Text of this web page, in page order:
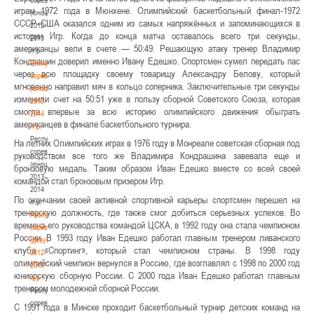
(юноши)
2012-
2013
гг.р.
Республиканские
соревнования
(юноши)
2013-
2014
гг.р.
Республиканские
соревнования
(юноши)
2013-
2014
гг.р.
Республиканские
соревнования
(девушки)
2012-
2013
гг.р.
Республиканские
соревнования
играм 1972 года в Мюнхене. Олимпийский баскетбольный финал-1972
СССР–США оказался одним из самых напряжённых и запоминающихся в
истории Игр. Когда до конца матча оставалось всего три секунды,
американцы вели в счете — 50:49. Решающую атаку тренер Владимир
Кондрашин доверил именно Ивану Едешко. Спортсмен сумел передать пас
через всю площадку своему товарищу Александру Белову, который
мгновенно направил мяч в кольцо соперника. Заключительные три секунды
изменили счет на 50:51 уже в пользу сборной Советского Союза, которая
смогла впервые за всю историю олимпийского движения обыграть
американцев в финале баскетбольного турнира.
На летних Олимпийских играх в 1976 году в Монреале советская сборная под
руководством все того же Владимира Кондрашина завевала еще и
бронзовую медаль. Таким образом Иван Едешко вместе со всей своей
командой стал бронзовым призером Игр.
По окончании своей активной спортивной карьеры спортсмен перешел на
тренерскую должность, где также смог добиться серьезных успехов. Во
времена его руководства командой ЦСКА, в 1992 году она стала чемпионом
России. В 1993 году Иван Едешко работал главным тренером ливанского
клуба «Спортинг», который стал чемпионом страны. В 1998 году
олимпийский чемпион вернулся в Россию, где возглавлял с 1998 по 2000 год
юниорскую сборную России. С 2000 года Иван Едешко работал главным
тренером молодежной сборной России.
С 1991 года в Минске проходит баскетбольный турнир детских команд на